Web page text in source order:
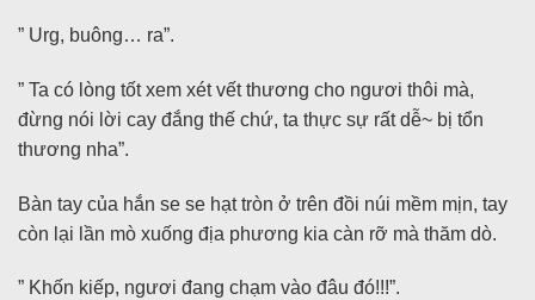
” Urg, buông… ra”.
” Ta có lòng tốt xem xét vết thương cho ngươi thôi mà,
đừng nói lời cay đắng thế chứ, ta thực sự rất dễ~ bị tổn
thương nha”.
Bàn tay của hắn se se hạt tròn ở trên đồi núi mềm mịn, tay
còn lại lần mò xuống địa phương kia càn rỡ mà thăm dò.
” Khốn kiếp, ngươi đang chạm vào đâu đó!!!”.